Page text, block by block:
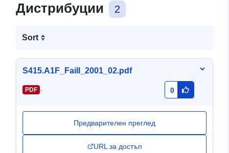
Дистрибуции 2
Sort
S415.A1F_Faill_2001_02.pdf
PDF - 0
Предварителен преглед
URL за достъп